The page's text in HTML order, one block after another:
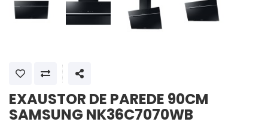
SHARE
EXAUSTOR DE PAREDE 90CM
SAMSUNG NK36C7070WB